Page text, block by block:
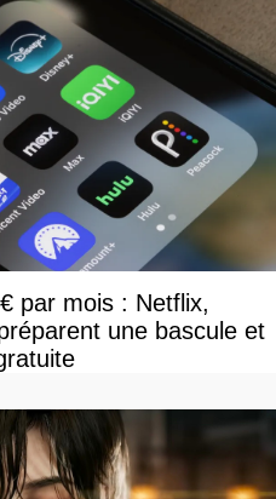
par mois : Netflix,
une bascule et